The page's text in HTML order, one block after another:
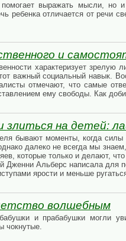
выражать мысли, но
ребенка отличается от речи
и
характеризует
важный социальный навык.
отмечают, что самые
ему свободы. Как
на детей:
бывают моменты, когда силы
далеко не всегда мы
которые только и делают,
Дженни Альберс написала для
ярости и меньше
волшебным
и прабабушки могли
чокнутые.